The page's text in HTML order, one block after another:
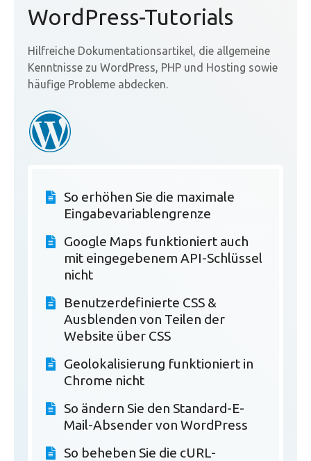
WordPress-Tutorials
Hilfreiche Dokumentationsartikel, die allgemeine
Kenntnisse zu WordPress, PHP und Hosting sowie
häufige Probleme abdecken.
So erhöhen Sie die maximale
Eingabevariablengrenze
Google Maps funktioniert auch
mit eingegebenem API-Schlüssel
nicht
Benutzerdefinierte CSS &
Ausblenden von Teilen der
Website über CSS
Geolokalisierung funktioniert in
Chrome nicht
So ändern Sie den Standard-E-
Mail-Absender von WordPress
So beheben Sie die cURL-